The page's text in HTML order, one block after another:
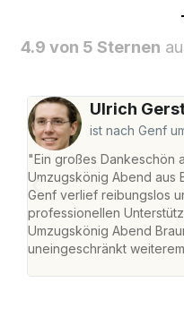
4.9 von 5 Sternen
Ulrich
ist nach Genf
"Ein großes Dankeschön
Umzugskönig Abend aus
Genf verlief reibungslos
professionellen
Umzugskönig Abend
uneingeschränkt